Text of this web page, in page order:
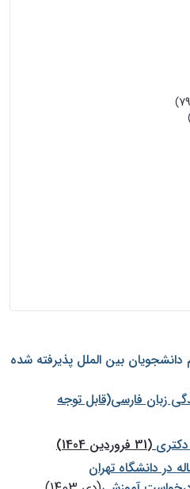
بين الملل پذيرفته شده
زبان فارسی(قابل توجه
(31 فروردین 1404)
در دانشگاه تهران